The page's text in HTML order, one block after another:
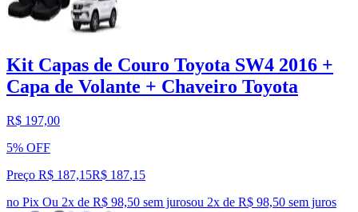
Kit Capas de Couro Toyota SW4 2016 +
Capa de Volante + Chaveiro Toyota
R$ 197,00
5% OFF
Preço R$ 187,15R$ 187,15
no Pix Ou 2x de R$ 98,50 sem jurosou 2x de R$ 98,50 sem juros